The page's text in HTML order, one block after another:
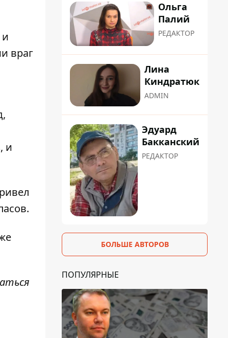
враг
,
и
Ольга
Палий
РЕДАКТОР
Лина
Киндратюк
ADMIN
Эдуард
Бакканский
РЕДАКТОР
БОЛЬШЕ АВТОРОВ
ПОПУЛЯРНЫЕ